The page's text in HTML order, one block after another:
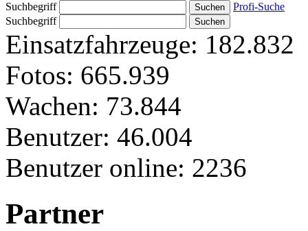
Suchbegriff
Profi-Suche
Suchbegriff
Einsatzfahrzeuge: 182.832
Fotos: 665.939
Wachen: 73.844
Benutzer: 46.004
Benutzer online: 2236
Partner